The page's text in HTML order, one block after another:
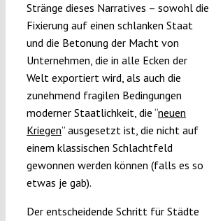
Stränge dieses Narratives – sowohl die
Fixierung auf einen schlanken Staat
und die Betonung der Macht von
Unternehmen, die in alle Ecken der
Welt exportiert wird, als auch die
zunehmend fragilen Bedingungen
moderner Staatlichkeit, die “neuen
Kriegen” ausgesetzt ist, die nicht auf
einem klassischen Schlachtfeld
gewonnen werden können (falls es so
etwas je gab).
Der entscheidende Schritt für Städte